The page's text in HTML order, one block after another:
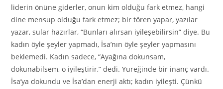
liderin önüne giderler, onun kim olduğu fark etmez, hangi
dine mensup olduğu fark etmez; bir tören yapar, yazılar
yazar, sular hazırlar, “Bunları alırsan iyileşebilirsin” diye. Bu
kadın öyle şeyler yapmadı, İsa’nın öyle şeyler yapmasını
beklemedi. Kadın sadece, “Ayağına dokunsam,
dokunabilsem, o iyileştirir,” dedi. Yüreğinde bir inanç vardı.
İsa’ya dokundu ve İsa’dan enerji aktı; kadın iyileşti. Çünkü